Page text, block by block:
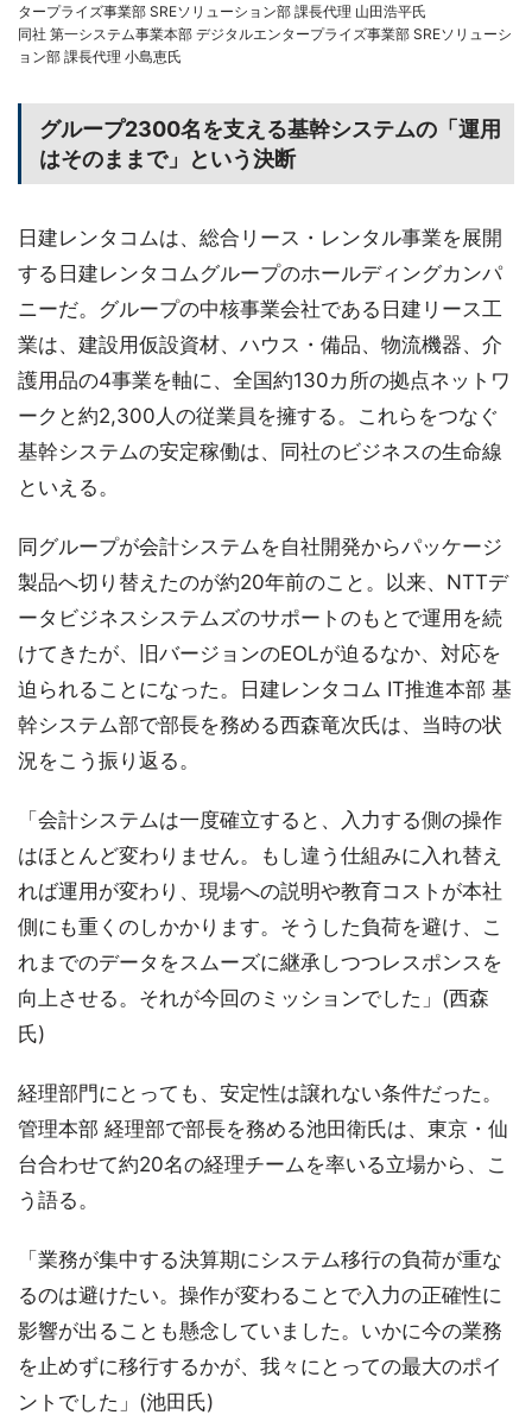
タープライズ事業部 SREソリューション部 課長代理 山田浩平氏
同社 第一システム事業本部 デジタルエンタープライズ事業部 SREソリューシ
ョン部 課長代理 小島恵氏
グループ2300名を支える基幹システムの「運用
はそのままで」という決断
日建レンタコムは、総合リース・レンタル事業を展開
する日建レンタコムグループのホールディングカンパ
ニーだ。グループの中核事業会社である日建リース工
業は、建設用仮設資材、ハウス・備品、物流機器、介
護用品の4事業を軸に、全国約130カ所の拠点ネットワ
ークと約2,300人の従業員を擁する。これらをつなぐ
基幹システムの安定稼働は、同社のビジネスの生命線
といえる。
同グループが会計システムを自社開発からパッケージ
製品へ切り替えたのが約20年前のこと。以来、NTTデ
ータビジネスシステムズのサポートのもとで運用を続
けてきたが、旧バージョンのEOLが迫るなか、対応を
迫られることになった。日建レンタコム IT推進本部 基
幹システム部で部長を務める西森竜次氏は、当時の状
況をこう振り返る。
「会計システムは一度確立すると、入力する側の操作
はほとんど変わりません。もし違う仕組みに入れ替え
れば運用が変わり、現場への説明や教育コストが本社
側にも重くのしかかります。そうした負荷を避け、こ
れまでのデータをスムーズに継承しつつレスポンスを
向上させる。それが今回のミッションでした」(西森
氏)
経理部門にとっても、安定性は譲れない条件だった。
管理本部 経理部で部長を務める池田衛氏は、東京・仙
台合わせて約20名の経理チームを率いる立場から、こ
う語る。
「業務が集中する決算期にシステム移行の負荷が重な
るのは避けたい。操作が変わることで入力の正確性に
影響が出ることも懸念していました。いかに今の業務
を止めずに移行するかが、我々にとっての最大のポイ
ントでした」(池田氏)